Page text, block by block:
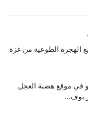
الهجرة الطوعية من غزة
في موقع هضبة العجل
يوف...